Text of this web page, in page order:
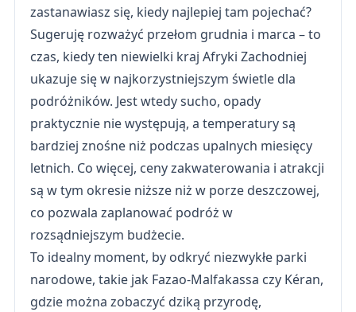
zastanawiasz się, kiedy najlepiej tam pojechać?
Sugeruję rozważyć przełom grudnia i marca – to
czas, kiedy ten niewielki kraj Afryki Zachodniej
ukazuje się w najkorzystniejszym świetle dla
podróżników. Jest wtedy sucho, opady
praktycznie nie występują, a temperatury są
bardziej znośne niż podczas upalnych miesięcy
letnich. Co więcej, ceny zakwaterowania i atrakcji
są w tym okresie niższe niż w porze deszczowej,
co pozwala zaplanować podróż w
rozsądniejszym budżecie.
To idealny moment, by odkryć niezwykłe parki
narodowe, takie jak Fazao-Malfakassa czy Kéran,
gdzie można zobaczyć dziką przyrodę,